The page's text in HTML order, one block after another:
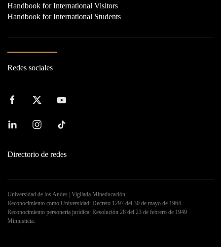
Handbook for International Visitors
Handbook for International Students
Redes sociales
Directorio de redes
Universidad de los Andes | Vigilada Mineducación
Reconocimiento como Universidad: Decreto 1297 del 30 de mayo de 1964.
Reconocimiento personería jurídica: Resolución 28 del 23 de febrero de 1949
Minjusticia.